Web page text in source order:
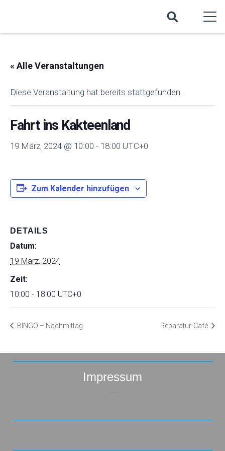
« Alle Veranstaltungen
Diese Veranstaltung hat bereits stattgefunden.
Fahrt ins Kakteenland
19 März, 2024 @ 10:00 - 18:00 UTC+0
Zum Kalender hinzufügen
DETAILS
Datum:
19 März, 2024
Zeit:
10:00 - 18:00 UTC+0
BINGO – Nachmittag Reparatur-Café
Impressum